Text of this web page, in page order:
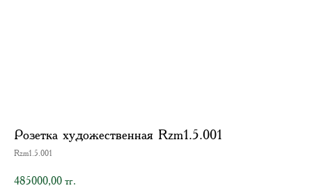
Розетка художественная Rzm1.5.001
Rzm1.5.001
485000,00 тг.